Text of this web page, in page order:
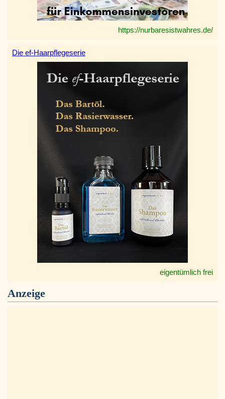
https://nurbaresistwahres.de/
Die ef-Haarpflegeserie
eigentümlich frei
Anzeige